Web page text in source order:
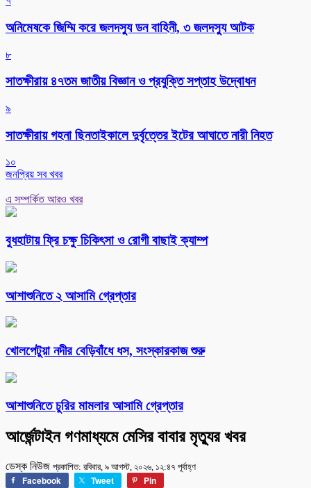
অনিমেষকে জিম্মি করে জলদস্যু ডন বাহিনী, ৩ জলদস্যু আটক
৮
সাতক্ষীরায় ৪৭তম জাতীয় বিজ্ঞান ও প্রযুক্তি সপ্তাহ উদ্বোধন
৯
সাতক্ষীরায় গহনা ছিনতাইকালে দুর্বৃত্তের ইটের আঘাতে নারী নিহত
১০
জনপ্রিয় সব খবর
এ সম্পর্কিত আরও খবর
বুধহাটায় ফ্রি চক্ষু চিকিৎসা ও রোগী বাছাই ক্যাম্প
আশাশুনিতে ২ আসামি গ্রেপ্তার
খোলপেটুয়া নদীর বেড়িবাঁধে ধস, সংস্কারকাজ শুরু
আশাশুনিতে চুরির মামলার আসামি গ্রেপ্তার
আর্জেন্টাইন গণমাধ্যমে মেসির বাবার মৃত্যুর খবর
ডেস্ক নিউজ প্রকাশিত: রবিবার, ৯ আগস্ট, ২০২৬, ১২:৪৭ পূর্বাহ্ণ
Facebook Tweet Pin